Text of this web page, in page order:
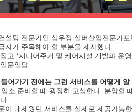
설팅 전문가인 심우정 실버산업전문가
자가 주목해야 할 부분을 제시했다.
고 ‘시니어주거 및 케어시설 개발과 운
문일답.
어가기 전에는 그런 서비스를 어떻게 알
입소 준비할 때 굉장히 고심한다. 분양할
.
이 내세웠던 서비스를 실제로 제공가능